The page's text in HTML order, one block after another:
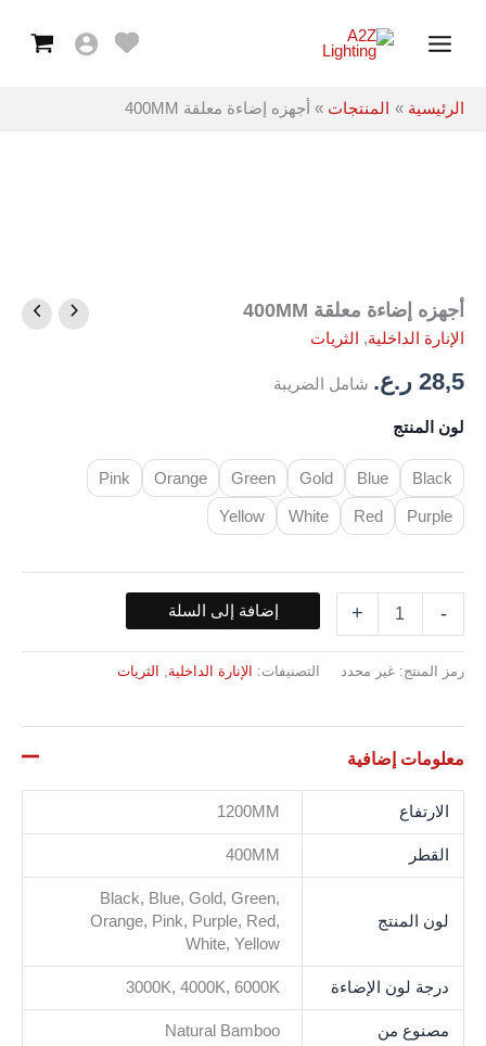
Menu
الرئيسية المنتجات أجهزه إضاءة معلقة 400MM
أجهزه إضاءة معلقة 400MM
الإنارة الداخلية, الثريات
28,5 ر.ع. شامل الضريبة
لون المنتج
Black
Blue
Gold
Green
Orange
Pink
Purple
Red
White
Yellow
-
كمية
أجهزه
إضاءة
معلقة
400MM
+ إضافة إلى السلة
رمز المنتج: غير محدد التصنيفات: الإنارة الداخلية, الثريات
معلومات إضافية
الارتفاع 1200MM
القطر 400MM
لون المنتج
Black, Blue, Gold, Green,
Orange, Pink, Purple, Red,
White, Yellow
درجة لون الإضاءة 3000K, 4000K, 6000K
مصنوع من Natural Bamboo